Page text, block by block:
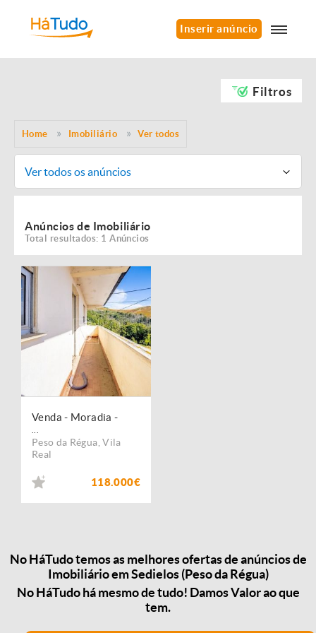
Inserir anúncio
Filtros
Home Imobiliário Ver todos
Ver todos os anúncios
Anúncios de Imobiliário
Total resultados: 1 Anúncios
Venda - Moradia -
Peso da Régua ,Vila
Real
118.000€
No HáTudo temos as melhores ofertas de anúncios de
Imobiliário em Sedielos (Peso da Régua)
No HáTudo há mesmo de tudo! Damos Valor ao que
tem.